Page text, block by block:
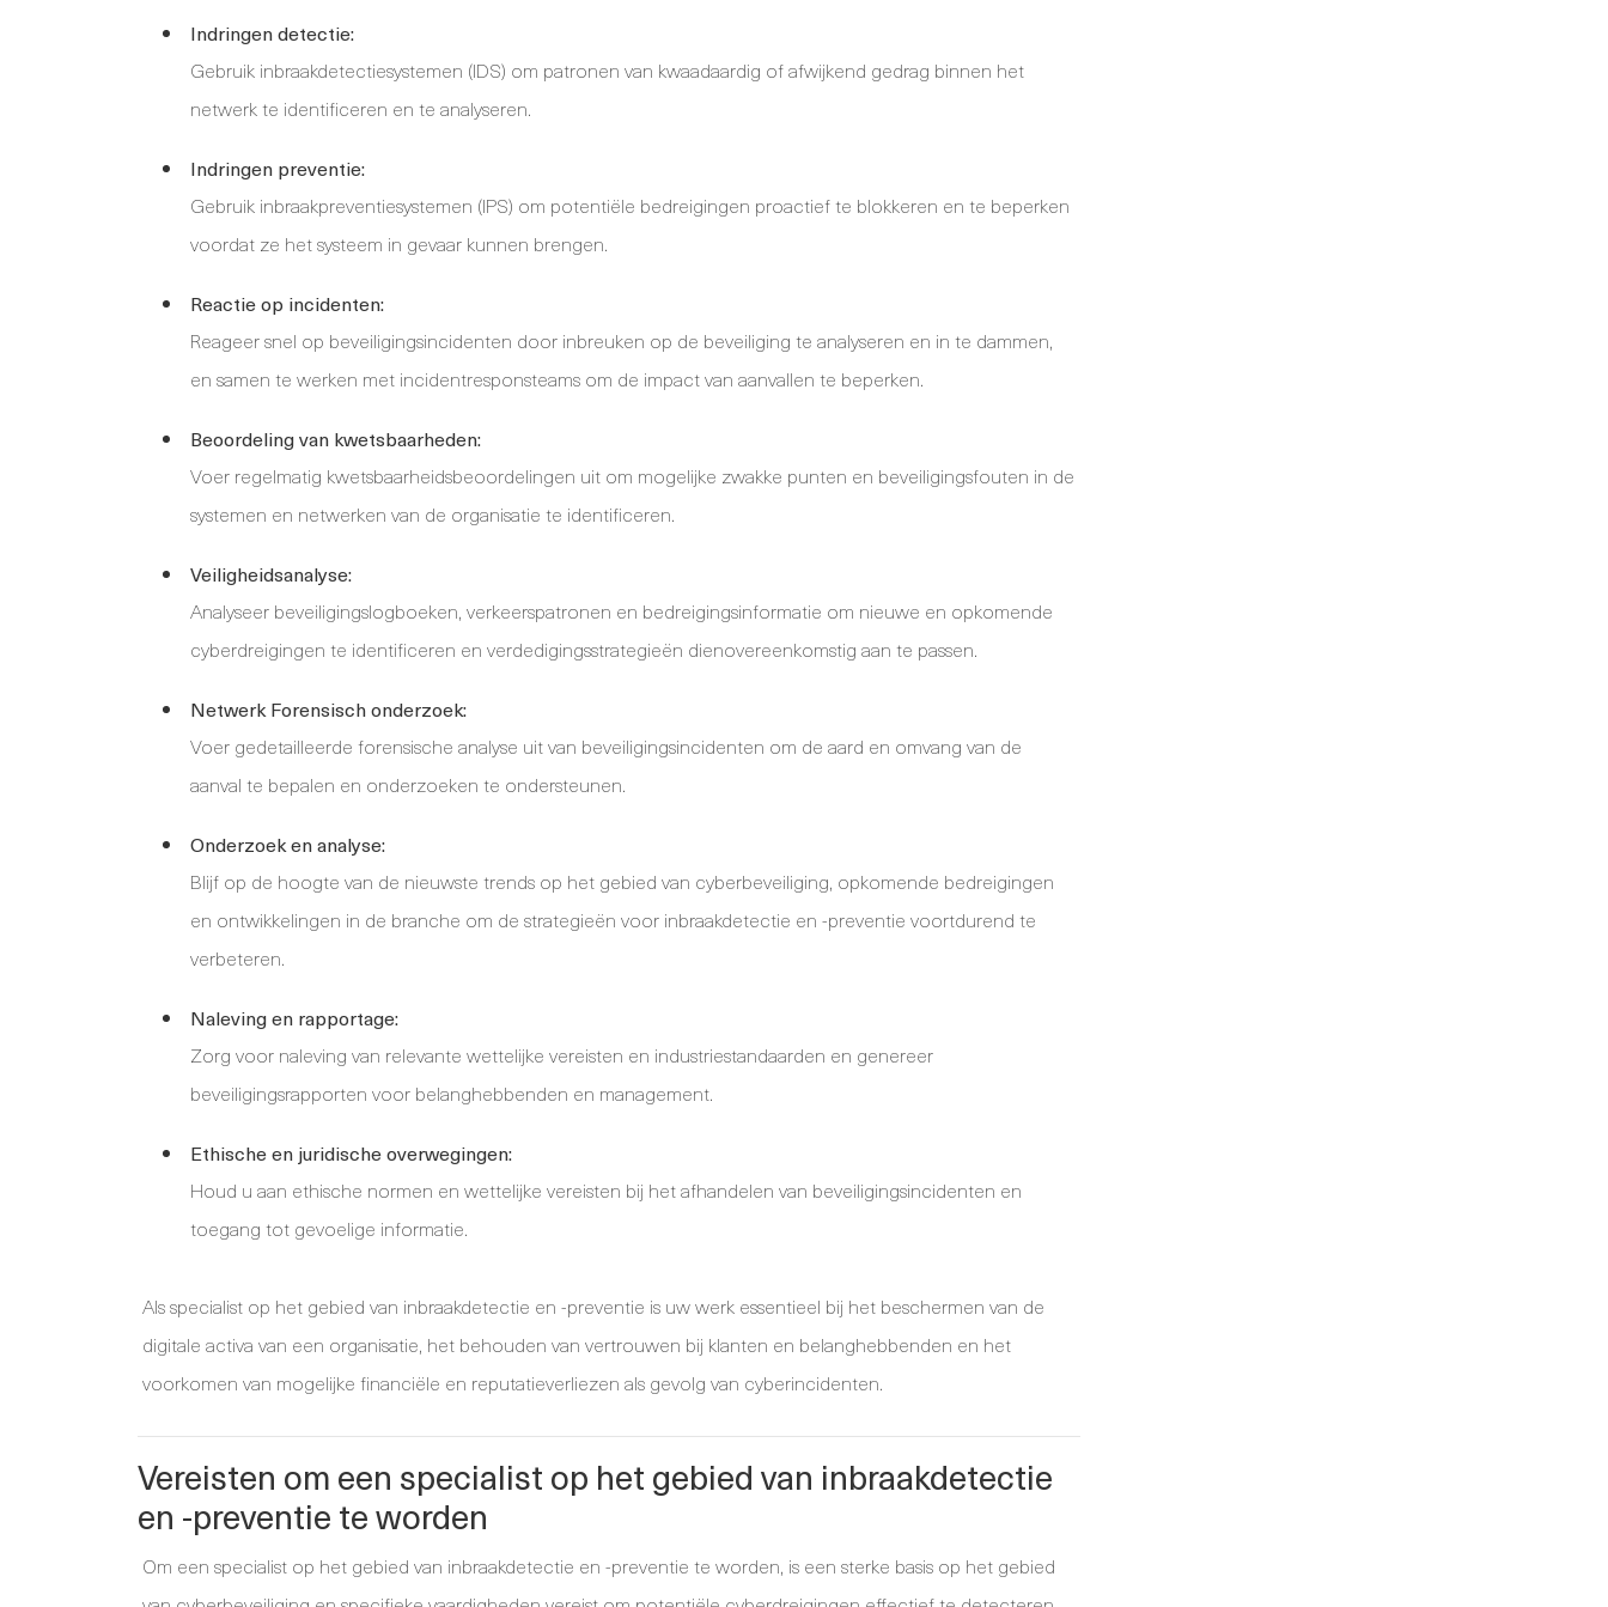
Indringen detectie:
Gebruik inbraakdetectiesystemen (IDS) om patronen van kwaadaardig of afwijkend gedrag binnen het
netwerk te identificeren en te analyseren.
Indringen preventie:
Gebruik inbraakpreventiesystemen (IPS) om potentiële bedreigingen proactief te blokkeren en te beperken
voordat ze het systeem in gevaar kunnen brengen.
Reactie op incidenten:
Reageer snel op beveiligingsincidenten door inbreuken op de beveiliging te analyseren en in te dammen,
en samen te werken met incidentresponsteams om de impact van aanvallen te beperken.
Beoordeling van kwetsbaarheden:
Voer regelmatig kwetsbaarheidsbeoordelingen uit om mogelijke zwakke punten en beveiligingsfouten in de
systemen en netwerken van de organisatie te identificeren.
Veiligheidsanalyse:
Analyseer beveiligingslogboeken, verkeerspatronen en bedreigingsinformatie om nieuwe en opkomende
cyberdreigingen te identificeren en verdedigingsstrategieën dienovereenkomstig aan te passen.
Netwerk Forensisch onderzoek:
Voer gedetailleerde forensische analyse uit van beveiligingsincidenten om de aard en omvang van de
aanval te bepalen en onderzoeken te ondersteunen.
Onderzoek en analyse:
Blijf op de hoogte van de nieuwste trends op het gebied van cyberbeveiliging, opkomende bedreigingen
en ontwikkelingen in de branche om de strategieën voor inbraakdetectie en -preventie voortdurend te
verbeteren.
Naleving en rapportage:
Zorg voor naleving van relevante wettelijke vereisten en industriestandaarden en genereer
beveiligingsrapporten voor belanghebbenden en management.
Ethische en juridische overwegingen:
Houd u aan ethische normen en wettelijke vereisten bij het afhandelen van beveiligingsincidenten en
toegang tot gevoelige informatie.
Als specialist op het gebied van inbraakdetectie en -preventie is uw werk essentieel bij het beschermen van de
digitale activa van een organisatie, het behouden van vertrouwen bij klanten en belanghebbenden en het
voorkomen van mogelijke financiële en reputatieverliezen als gevolg van cyberincidenten.
Vereisten om een specialist op het gebied van inbraakdetectie
en -preventie te worden
Om een specialist op het gebied van inbraakdetectie en -preventie te worden, is een sterke basis op het gebied